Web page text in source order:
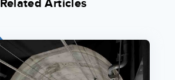
Related Articles